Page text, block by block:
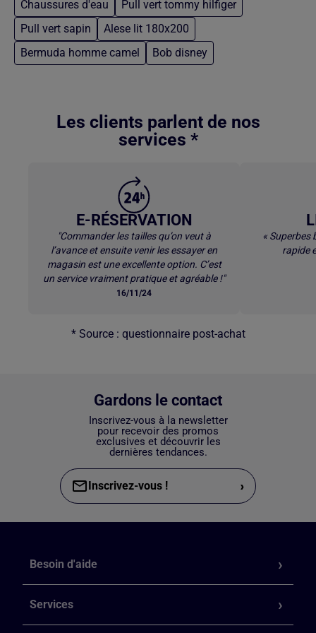
Chaussures d'eau
Pull vert tommy hilfiger
Pull vert sapin
Alese lit 180x200
Bermuda homme camel
Bob disney
Les clients parlent de nos
services *
E-RÉSERVATION
"Commander les tailles qu’on veut à
l’avance et ensuite venir les essayer en
magasin est une excellente option. C’est
un service vraiment pratique et agréable !"
16/11/24
« Superbes
rapide
* Source : questionnaire post-achat
Gardons le contact
Inscrivez-vous à la newsletter
pour recevoir des promos
exclusives et découvrir les
dernières tendances.
Inscrivez-vous ! ›
Besoin d'aide
Services